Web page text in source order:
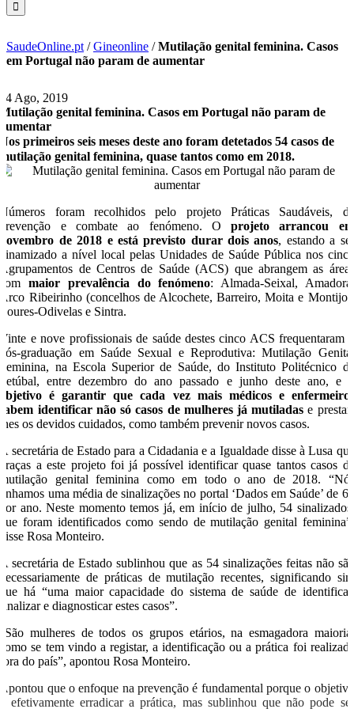
SaudeOnline.pt /Gineonline /Mutilação genital feminina. Casos
em Portugal não param de aumentar
14 Ago, 2019
Mutilação genital feminina. Casos em Portugal não param de
aumentar
Nos primeiros seis meses deste ano foram detetados 54 casos de
mutilação genital feminina, quase tantos como em 2018.
Números foram recolhidos pelo projeto Práticas Saudáveis, de
prevenção e combate ao fenómeno. Oprojeto arrancou em
novembro de 2018 e está previsto durar dois anos, estando a ser
dinamizado a nível local pelas Unidades de Saúde Pública nos cinco
Agrupamentos de Centros de Saúde (ACS) que abrangem as áreas
commaior prevalência do fenómeno: Almada-Seixal, Amadora,
Arco Ribeirinho (concelhos de Alcochete, Barreiro, Moita e Montijo),
Loures-Odivelas e Sintra.
Vinte e nove profissionais de saúde destes cinco ACS frequentaram a
pós-graduação em Saúde Sexual e Reprodutiva: Mutilação Genital
Feminina, na Escola Superior de Saúde, do Instituto Politécnico de
Setúbal, entre dezembro do ano passado e junho deste ano, e o
objetivo é garantir que cada vez mais médicos e enfermeiros
sabem identificar não só casos de mulheres já mutiladas e prestar-
lhes os devidos cuidados, como também prevenir novos casos.
A secretária de Estado para a Cidadania e a Igualdade disse à Lusa que
graças a este projeto foi já possível identificar quase tantos casos de
mutilação genital feminina como em todo o ano de 2018. “Nós
tínhamos uma média de sinalizações no portal ‘Dados em Saúde’ de 60
por ano. Neste momento temos já, em início de julho, 54 sinalizados,
que foram identificados como sendo de mutilação genital feminina”,
disse Rosa Monteiro.
A secretária de Estado sublinhou que as 54 sinalizações feitas não são
necessariamente de práticas de mutilação recentes, significando sim
que há “uma maior capacidade do sistema de saúde de identificar,
sinalizar e diagnosticar estes casos”.
“São mulheres de todos os grupos etários, na esmagadora maioria,
como se tem vindo a registar, a identificação ou a prática foi realizada
fora do país”, apontou Rosa Monteiro.
Apontou que o enfoque na prevenção é fundamental porque o objetivo
é efetivamente erradicar a prática, mas sublinhou que não pode ser